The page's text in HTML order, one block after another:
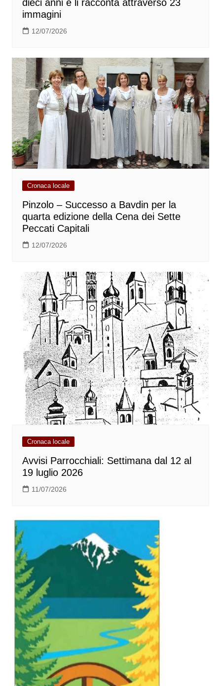
dieci anni e li racconta attraverso 23
immagini
12/07/2026
Cronaca locale
Pinzolo – Successo a Bavdin per la
quarta edizione della Cena dei Sette
Peccati Capitali
12/07/2026
Cronaca locale
Avvisi Parrocchiali: Settimana dal 12 al
19 luglio 2026
11/07/2026